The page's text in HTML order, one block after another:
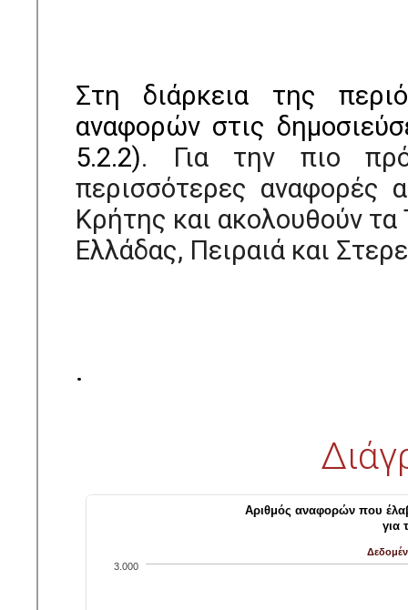
Στη διάρκεια της
αναφορών στις
5.2.2). Για την πιο
περισσότερες αναφορές
Κρήτης και ακολουθούν
Ελλάδας, Πειραιά και
.